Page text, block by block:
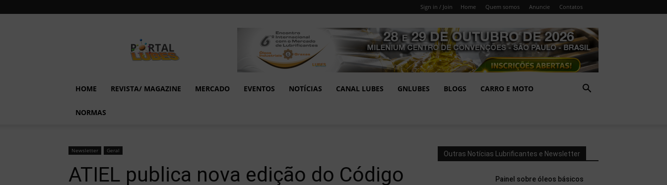
Sign in / Join Home Quem somos Anuncie Contatos
em
Foco
HOME REVISTA/ MAGAZINE MERCADO EVENTOS NOTÍCIAS CANAL LUBES GNLUBES BLOGS CARRO E MOTO
NORMAS
Newsletter Geral
ATIEL publica nova edição do Código
Outras Notícias Lubrificantes e Newsletter
Painel sobre óleos básicos